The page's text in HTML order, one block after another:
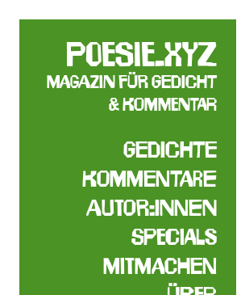
poesie.xyz
Magazin für Gedicht
& Kommentar
Gedichte
Kommentare
Autor:innen
Specials
Mitmachen